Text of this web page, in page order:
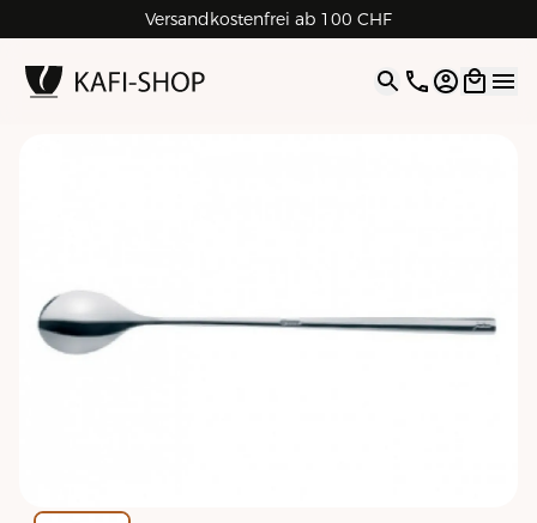
Versandkostenfrei ab 100 CHF
4.9| 5.0 Google
Open